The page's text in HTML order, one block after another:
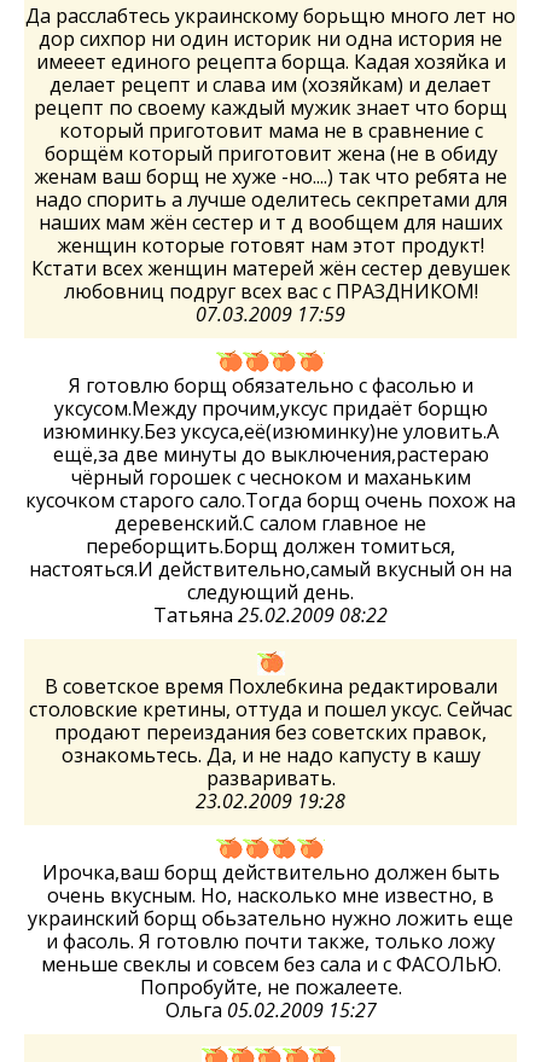
Да расслабтесь украинскому борьщю много лет но
дор сихпор ни один историк ни одна история не
имееет единого рецепта борща. Кадая хозяйка и
делает рецепт и слава им (хозяйкам) и делает
рецепт по своему каждый мужик знает что борщ
который приготовит мама не в сравнение с
борщём который приготовит жена (не в обиду
женам ваш борщ не хуже -но....) так что ребята не
надо спорить а лучше оделитесь секпретами для
наших мам жён сестер и т д вообщем для наших
женщин которые готовят нам этот продукт!
Кстати всех женщин матерей жён сестер девушек
любовниц подруг всех вас с ПРАЗДНИКОМ!
07.03.2009 17:59
Я готовлю борщ обязательно с фасолью и
уксусом.Между прочим,уксус придаёт борщю
изюминку.Без уксуса,её(изюминку)не уловить.А
ещё,за две минуты до выключения,растераю
чёрный горошек с чесноком и маханьким
кусочком старого сало.Тогда борщ очень похож на
деревенский.С салом главное не
переборщить.Борщ должен томиться,
настояться.И действительно,самый вкусный он на
следующий день.
Татьяна 25.02.2009 08:22
В советское время Похлебкина редактировали
столовские кретины, оттуда и пошел уксус. Сейчас
продают переиздания без советских правок,
ознакомьтесь. Да, и не надо капусту в кашу
разваривать.
23.02.2009 19:28
Ирочка,ваш борщ действительно должен быть
очень вкусным. Но, насколько мне известно, в
украинский борщ обьзательно нужно ложить еще
и фасоль. Я готовлю почти также, только ложу
меньше свеклы и совсем без сала и с ФАСОЛЬЮ.
Попробуйте, не пожалеете.
Ольга 05.02.2009 15:27